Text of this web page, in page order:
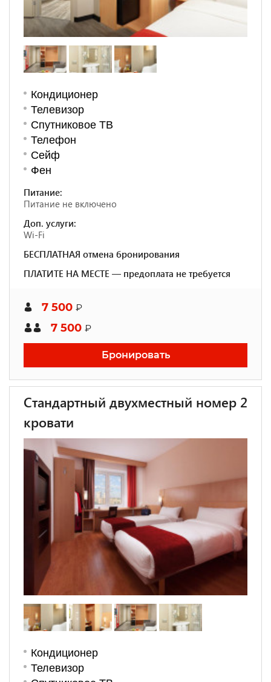
Кондиционер
Телевизор
Спутниковое ТВ
Телефон
Сейф
Фен
Питание:
Питание не включено
Доп. услуги:
Wi-Fi
БЕСПЛАТНАЯ отмена бронирования
ПЛАТИТЕ НА МЕСТЕ — предоплата не требуется
7 500 ₽
7 500 ₽
Бронировать
Стандартный двухместный номер 2
кровати
Кондиционер
Телевизор